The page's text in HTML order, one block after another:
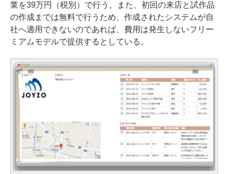
業を39万円（税別）で行う。また、初回の来店と試作品
の作成までは無料で行うため、作成されたシステムが自
社へ適用できないのであれば、費用は発生しないフリー
ミアムモデルで提供するとしている。